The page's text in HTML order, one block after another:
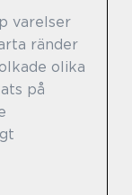
varelser
ränder
olika
på